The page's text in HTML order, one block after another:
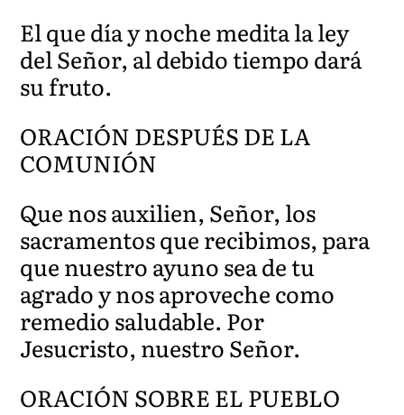
El que día y noche medita la ley
del Señor, al debido tiempo dará
su fruto.
ORACIÓN DESPUÉS DE LA
COMUNIÓN
Que nos auxilien, Señor, los
sacramentos que recibimos, para
que nuestro ayuno sea de tu
agrado y nos aproveche como
remedio saludable. Por
Jesucristo, nuestro Señor.
ORACIÓN SOBRE EL PUEBLO